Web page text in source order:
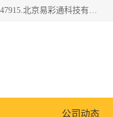
北京易彩通科技有限责任公司(2018ect.b2b168.com)主要提供陕西计时记分系统，全国统一热线：15611947915.北京易彩通科技有限责任公司有一支长期从事智能控制系统研发的高素质的队伍，具有嵌入式系统，视频系统、通信系统、网络系统，体育计时系统的知识和技能。强力打造体育比赛计时计分系统、智能升降旗系统、标准时钟系统、赛事编排及信息发布系统，为用户提供较新的，较廉价的，应用解决方案。
公司动态